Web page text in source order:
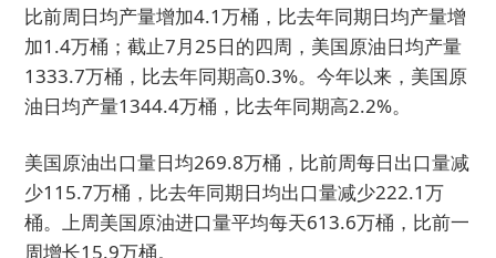
比前周日均产量增加4.1万桶，比去年同期日均产量增
加1.4万桶；截止7月25日的四周，美国原油日均产量
1333.7万桶，比去年同期高0.3%。今年以来，美国原
油日均产量1344.4万桶，比去年同期高2.2%。
美国原油出口量日均269.8万桶，比前周每日出口量减
少115.7万桶，比去年同期日均出口量减少222.1万
桶。上周美国原油进口量平均每天613.6万桶，比前一
周增长15.9万桶。